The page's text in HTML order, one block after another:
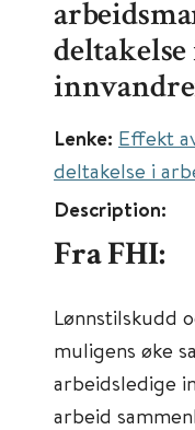
Lenke: Effekt
deltakelse i
Description:
Fra FHI:
Lønnstilskudd
muligens øke
arbeidsledige
arbeid